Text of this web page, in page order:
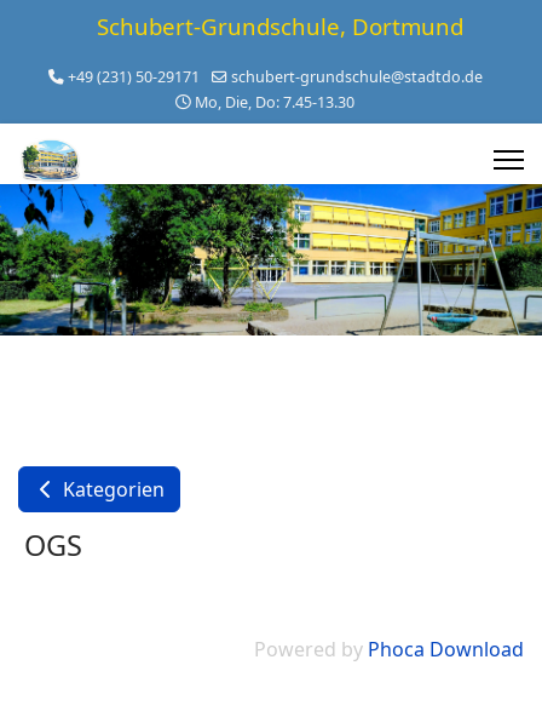
Schubert-Grundschule, Dortmund
+49 (231) 50-29171
schubert-grundschule@stadtdo.de
Mo, Die, Do: 7.45-13.30
Kategorien
OGS
Powered by Phoca Download